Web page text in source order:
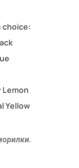
choice:
Lemon
Yellow